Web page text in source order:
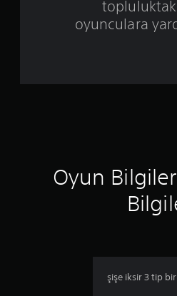
oyunculara
Oyun
şişe iksir 3 tip